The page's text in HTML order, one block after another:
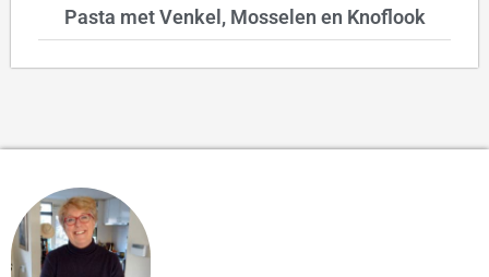
Pasta met Venkel, Mosselen en Knoflook